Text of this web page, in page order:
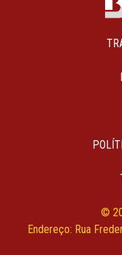
©
Endereço: Rua